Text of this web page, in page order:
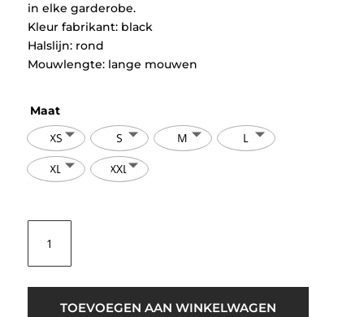
in elke garderobe.
Kleur fabrikant: black
Halslijn: rond
Mouwlengte: lange mouwen
Maat
XS S M
L
XL
XXL
IHLuls
O-
Neck
TOEVOEGEN AAN WINKELWAGEN